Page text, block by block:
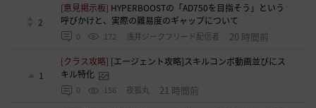
2
[意見掲示板] HYPERBOOSTの「AD750を目指そう」という
呼びかけと、実際の難易度のギャップについて
0 172 浅井ジークフリード配信者 20 時間前
1
[クラス攻略] [エージェント攻略]スキルコンボ動画並びにス
キル特化
0 156 夜狐丸 21 時間前